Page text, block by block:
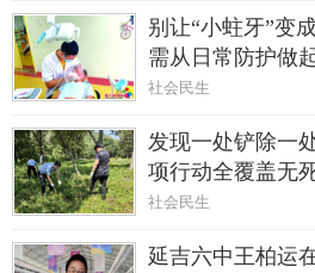
别让“小蛀牙”变
需从日常防护做
社会民生
发现一处铲除一
项行动全覆盖无
社会民生
延吉六中王柏运